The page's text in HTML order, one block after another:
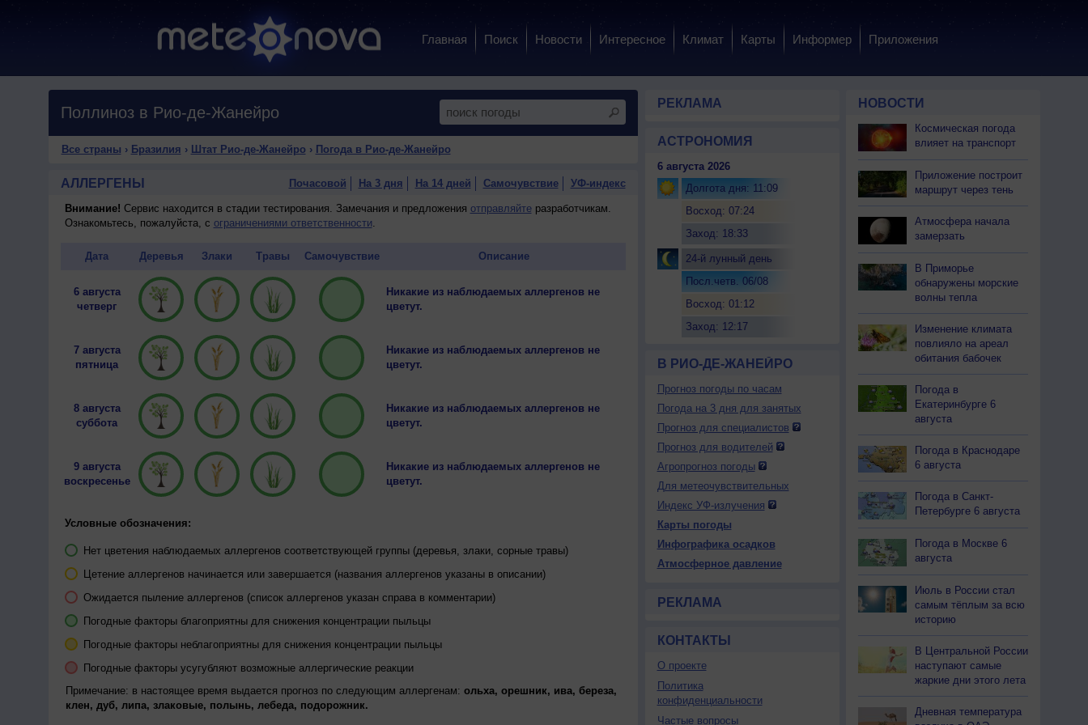
Главная Поиск Новости Интересное Климат Карты Информер Приложения
Поллиноз в Рио-де-Жанейро
Все страны › Бразилия › Штат Рио-де-Жанейро › Погода в Рио-де-Жанейро
АЛЛЕРГЕНЫ Почасовой На 3 дня На 14 дней Самочувствие УФ-индекс
Внимание! Сервис находится в стадии тестирования. Замечания и предложения отправляйтеразработчикам.
Ознакомьтесь, пожалуйста, с ограничениями ответственности.
Дата Деревья Злаки Травы Самочувствие Описание
6 августа
четверг
Никакие из наблюдаемых аллергенов не
цветут.
7 августа
пятница
Никакие из наблюдаемых аллергенов не
цветут.
8 августа
суббота
Никакие из наблюдаемых аллергенов не
цветут.
9 августа
воскресенье
Никакие из наблюдаемых аллергенов не
цветут.
Условные обозначения:
Нет цветения наблюдаемых аллергенов соответствующей группы (деревья, злаки, сорные травы)
Цетение аллергенов начинается или завершается (названия аллергенов указаны в описании)
Ожидается пыление аллергенов (список аллергенов указан справа в комментарии)
Погодные факторы благоприятны для снижения концентрации пыльцы
Погодные факторы неблагоприятны для снижения концентрации пыльцы
Погодные факторы усугубляют возможные аллергические реакции
Примечание: в настоящее время выдается прогноз по следующим аллергенам: ольха, орешник, ива, береза,
клен, дуб, липа, злаковые, полынь, лебеда, подорожник.
РЕКЛАМА
АСТРОНОМИЯ
6 августа 2026
Долгота дня: 11:09
Восход: 07:24
Заход: 18:33
24-й лунный день
Посл.четв. 06/08
Восход: 01:12
Заход: 12:17
В РИО-ДЕ-ЖАНЕЙРО
Прогноз погоды по часам
Погода на 3 дня для занятых
Прогноз для специалистов
Прогноз для водителей
Агропрогноз погоды
Для метеочувствительных
Индекс УФ-излучения
Карты погоды
Инфографика осадков
Атмосферное давление
РЕКЛАМА
КОНТАКТЫ
О проекте
Политика
конфиденциальности
Частые вопросы
НОВОСТИ
Космическая погода
влияет на транспорт
Приложение построит
маршрут через тень
Атмосфера начала
замерзать
В Приморье
обнаружены морские
волны тепла
Изменение климата
повлияло на ареал
обитания бабочек
Погода в
Екатеринбурге 6
августа
Погода в Краснодаре
6 августа
Погода в Санкт-
Петербурге 6 августа
Погода в Москве 6
августа
Июль в России стал
самым тёплым за всю
историю
В Центральной России
наступают самые
жаркие дни этого лета
Дневная температура